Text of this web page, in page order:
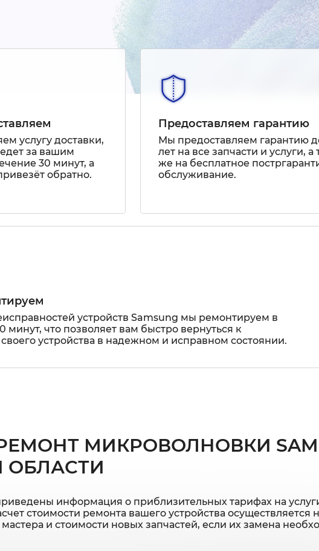
услугу доставки,
за вашим
30 минут, а
обратно.
Предоставляем гарантию
Мы предоставляем гарантию
лет на все запчасти и услуги, а
же на бесплатное
обслуживание.
устройств Samsung мы ремонтируем в
минут, что позволяет вам быстро вернуться к
устройства в надежном и исправном состоянии.
МИКРОВОЛНОВКИ
ОБЛАСТИ
информация о приблизительных тарифах на
стоимости ремонта вашего устройства осуществляется
мастера и стоимости новых запчастей, если их замена